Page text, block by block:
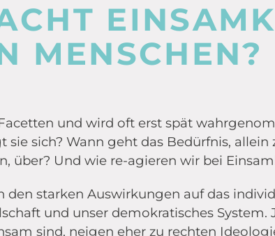
MENSCHEN?
und wird oft erst spät
sie sich? Wann geht das Bedürfnis, allein
über? Und wie re-agieren wir bei
den starken Auswirkungen auf das
und unser demokratisches System.
sind, neigen eher zu rechten